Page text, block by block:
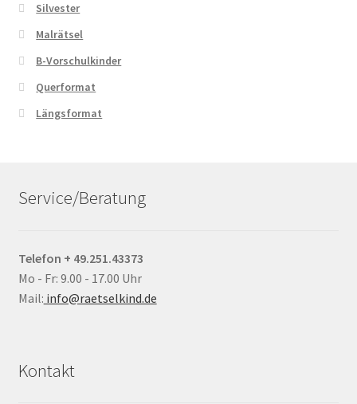
Silvester
Malrätsel
B-Vorschulkinder
Querformat
Längsformat
Service/Beratung
Telefon + 49.251.43373
Mo - Fr: 9.00 - 17.00 Uhr
Mail: info@raetselkind.de
Kontakt